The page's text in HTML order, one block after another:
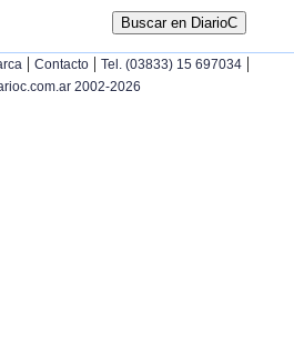
| Contacto | Tel. (03833) 15 697034 |
2002-2026